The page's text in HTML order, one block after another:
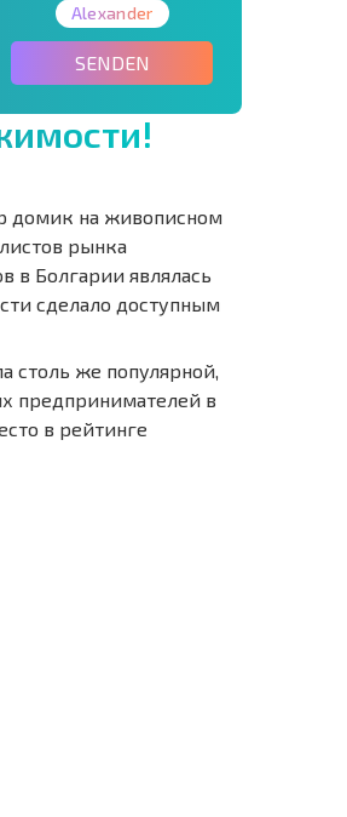
Alexander
SENDEN
имости!
домик на живописном
рынка
в Болгарии являлась
сделало доступным
столь же популярной,
предпринимателей в
в рейтинге